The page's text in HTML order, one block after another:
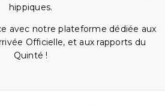
hippiques.
avec notre plateforme dédiée aux
Officielle, et aux rapports du
Quinté !